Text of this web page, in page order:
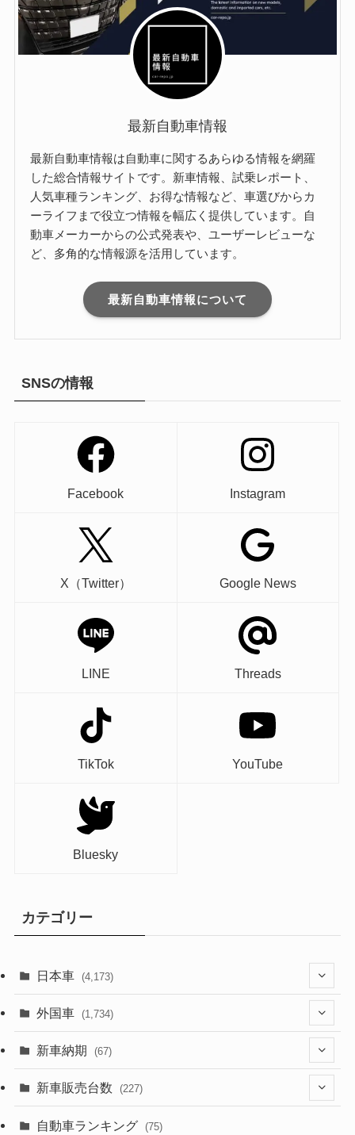
最新自動車情報
最新自動車情報は自動車に関するあらゆる情報を網羅
した総合情報サイトです。新車情報、試乗レポート、
人気車種ランキング、お得な情報など、車選びからカ
ーライフまで役立つ情報を幅広く提供しています。自
動車メーカーからの公式発表や、ユーザーレビューな
ど、多角的な情報源を活用しています。
最新自動車情報について
SNSの情報
Facebook Instagram
X（Twitter） Google News
LINE Threads
TikTok YouTube
Bluesky
カテゴリー
日本車 (4,173)
(1,321)
(329)
(526)
外国車 (1,734)
(242)
新車納期 (67)
(28)
(8)
新車販売台数 (227)
(21)
自動車ランキング (75)